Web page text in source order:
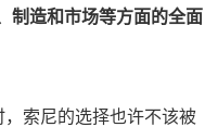
制造和市场等方面的全面
，索尼的选择也许不该被